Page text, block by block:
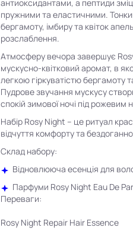
антиоксидантами, а пептиди
пружними та еластичними.
бергамоту, імбиру та квіток
розслаблення.
Атмосферу вечора завершує
мускусно-квітковий аромат, в
легкою гіркуватістю
Пудрове звучання мускусу
спокій зимової ночі під рожевим
Набір Rosy Night – це ритуал
відчуття комфорту та
Склад набору:
Відновлююча есенція для
Парфуми Rosy Night Eau De
Переваги:
Rosy Night Repair Hair Essence